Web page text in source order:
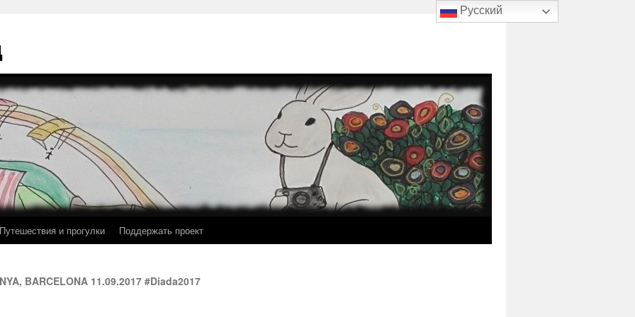
Путешествия и прогулки Поддержать проект
BARCELONA 11.09.2017 #Diada2017
Русский